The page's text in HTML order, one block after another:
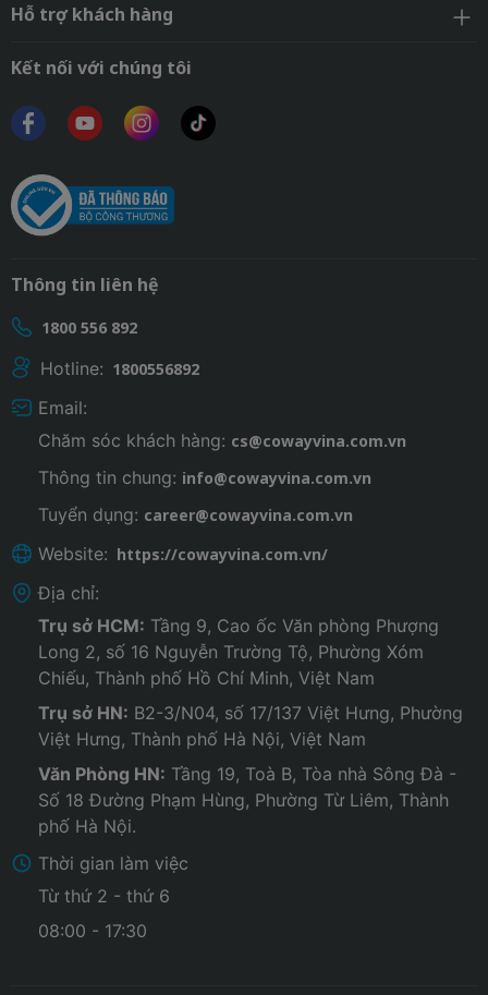
Hỗ trợ khách hàng
Kết nối với chúng tôi
Thông tin liên hệ
1800 556 892
Hotline: 1800556892
Email:
Chăm sóc khách hàng: cs@cowayvina.com.vn
Thông tin chung: info@cowayvina.com.vn
Tuyển dụng: career@cowayvina.com.vn
Website: https://cowayvina.com.vn/
Địa chỉ:
Trụ sở HCM: Tầng 9, Cao ốc Văn phòng Phượng
Long 2, số 16 Nguyễn Trường Tộ, Phường Xóm
Chiếu, Thành phố Hồ Chí Minh, Việt Nam
Trụ sở HN: B2-3/N04, số 17/137 Việt Hưng, Phường
Việt Hưng, Thành phố Hà Nội, Việt Nam
Văn Phòng HN: Tầng 19, Toà B, Tòa nhà Sông Đà -
Số 18 Đường Phạm Hùng, Phường Từ Liêm, Thành
phố Hà Nội.
Thời gian làm việc
Từ thứ 2 - thứ 6
08:00 - 17:30